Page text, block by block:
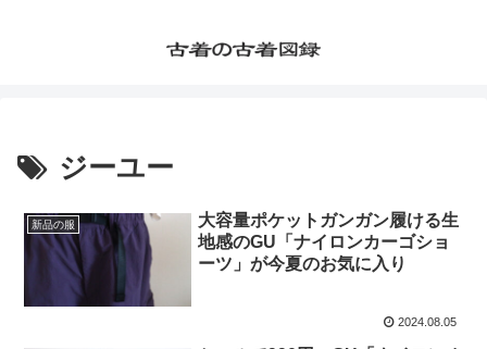
ジーユー
新品の服
大容量ポケットガンガン履ける生
地感のGU「ナイロンカーゴショ
ーツ」が今夏のお気に入り
2024.08.05